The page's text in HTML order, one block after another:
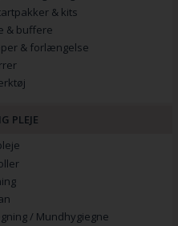
& kits
& buffere
& forlængelse
PLEJE
/ Mundhygiegne